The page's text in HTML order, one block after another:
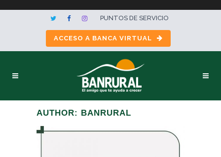
PUNTOS DE SERVICIO
ACCESO A BANCA VIRTUAL
AUTHOR: BANRURAL